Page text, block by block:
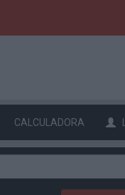
CALCULADORA